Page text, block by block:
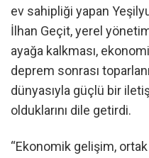
ev sahipliği yapan
İlhan Geçit, yerel
ayağa kalkması,
deprem sonrası
dünyasıyla güçlü bir
olduklarını dile getirdi.
“Ekonomik gelişim, ortak